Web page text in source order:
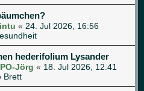
« 24. Jul 2026, 16:56
hederifolium Lysander
Jörg « 18. Jul 2026, 12:41
Brett